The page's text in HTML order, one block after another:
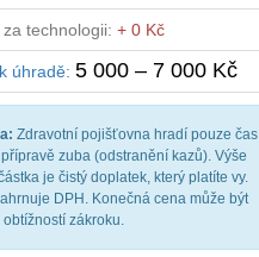
technologii: + 0 Kč
úhradě: 5 000 – 7 000 Kč
Zdravotní pojišťovna hradí pouze čas
zuba (odstranění kazů). Výše
je čistý doplatek, který platíte vy.
DPH. Konečná cena může být
zákroku.